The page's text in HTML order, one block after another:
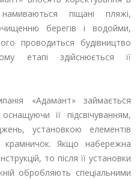
піщані пляжі,
берегів і водойми,
проводиться будівництво
етапі здійснюється її
«Адамант» займається
її підсвічуванням,
установкою елементів
крамничок. Якщо набережна
то після її установки
обробляють спеціальними